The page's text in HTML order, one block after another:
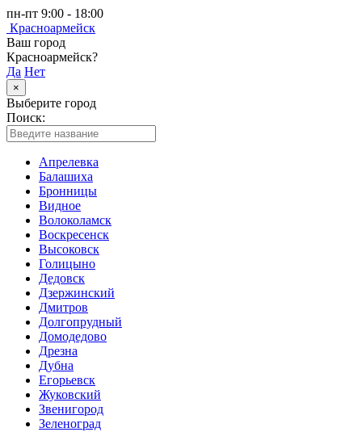
пн-пт 9:00 - 18:00
Красноармейск
Ваш город
Красноармейск?
Да Нет
×
Выберите город
Поиск:
Апрелевка
Балашиха
Бронницы
Видное
Волоколамск
Воскресенск
Высоковск
Голицыно
Дедовск
Дзержинский
Дмитров
Долгопрудный
Домодедово
Дрезна
Дубна
Егорьевск
Жуковский
Звенигород
Зеленоград